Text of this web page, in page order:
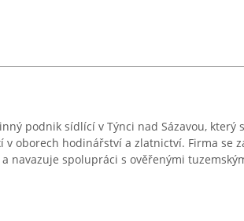
podnik sídlící v Týnci nad Sázavou, který
oborech hodinářství a zlatnictví. Firma se
navazuje spolupráci s ověřenými